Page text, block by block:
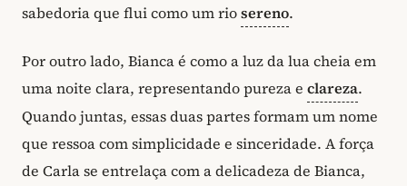
sabedoria que flui como um riosereno.
Por outro lado, Bianca é como a luz da lua cheia em
uma noite clara, representando pureza e clareza.
Quando juntas, essas duas partes formam um nome
que ressoa com simplicidade e sinceridade. A força
de Carla se entrelaça com a delicadeza de Bianca,